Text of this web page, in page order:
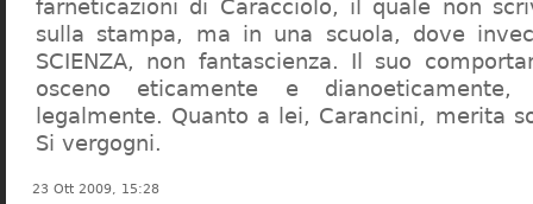
farneticazioni di Caracciolo, il quale non
sulla stampa, ma in una scuola, dove
SCIENZA, non fantascienza. Il suo
osceno eticamente e dianoeticamente,
legalmente. Quanto a lei, Carancini, merita
Si vergogni.
23 Ott 2009, 15:28